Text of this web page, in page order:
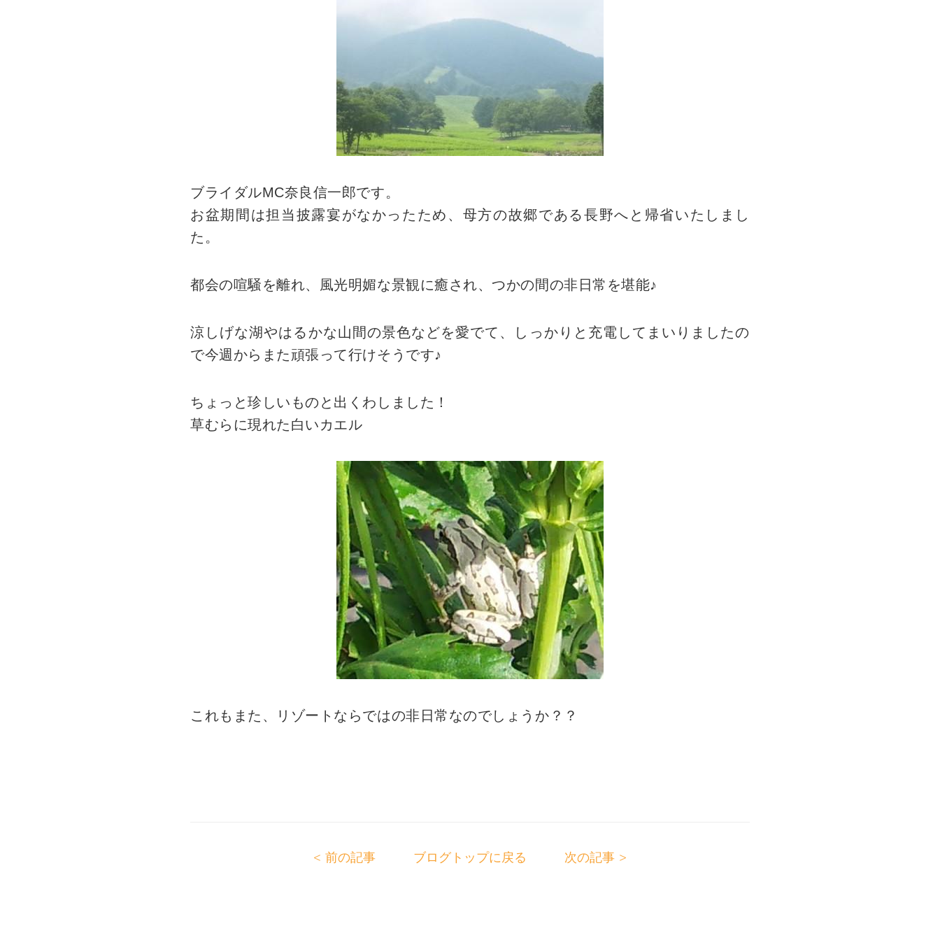
ブライダルMC奈良信一郎です。
お盆期間は担当披露宴がなかったため、母方の故郷である長野へと帰省いたしまし
た。
都会の喧騒を離れ、風光明媚な景観に癒され、つかの間の非日常を堪能♪
涼しげな湖やはるかな山間の景色などを愛でて、しっかりと充電してまいりましたの
で今週からまた頑張って行けそうです♪
ちょっと珍しいものと出くわしました！
草むらに現れた白いカエル
これもまた、リゾートならではの非日常なのでしょうか？？
前の記事 ブログトップに戻る 次の記事